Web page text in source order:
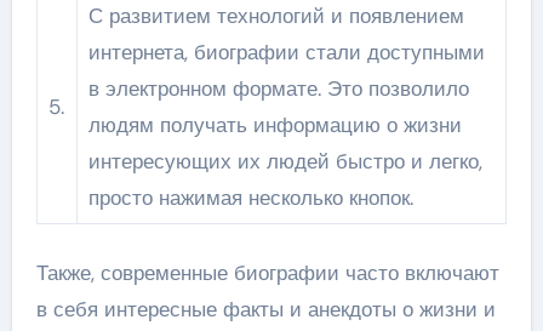
5.
С развитием технологий и появлением
интернета, биографии стали доступными
в электронном формате. Это позволило
людям получать информацию о жизни
интересующих их людей быстро и легко,
просто нажимая несколько кнопок.
Также, современные биографии часто включают
в себя интересные факты и анекдоты о жизни и